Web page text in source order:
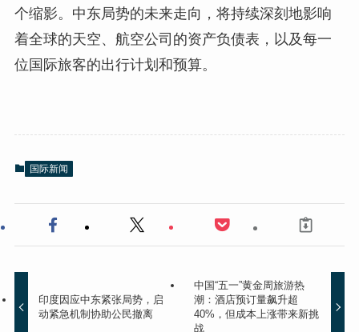
个缩影。中东局势的未来走向，将持续深刻地影响
着全球的天空、航空公司的资产负债表，以及每一
位国际旅客的出行计划和预算。
国际新闻
印度因应中东紧张局势，启
动紧急机制协助公民撤离
中国“五一”黄金周旅游热
潮：酒店预订量飙升超
40%，但成本上涨带来新挑
战